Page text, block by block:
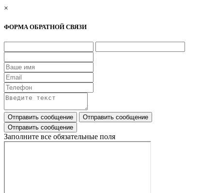
×
ФОРМА ОБРАТНОЙ СВЯЗИ
Заполните все обязательные поля